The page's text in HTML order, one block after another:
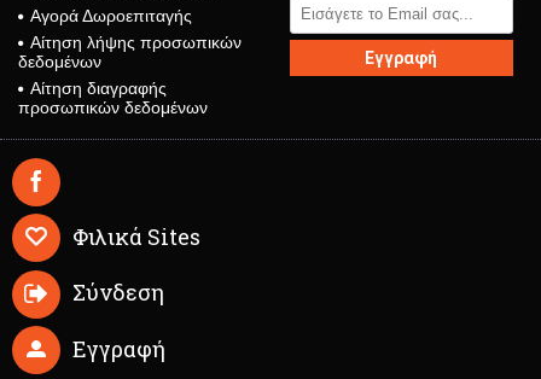
Αγορά Δωροεπιταγής
Αίτηση λήψης προσωπικών
δεδομένων
Αίτηση διαγραφής
προσωπικών δεδομένων
Εγγραφή
Φιλικά Sites
Σύνδεση
Εγγραφή